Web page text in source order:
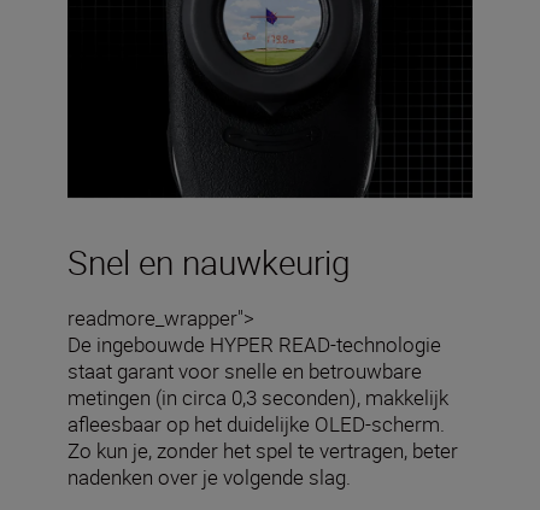
Snel en nauwkeurig
readmore_wrapper">
De ingebouwde HYPER READ-technologie
staat garant voor snelle en betrouwbare
metingen (in circa 0,3 seconden), makkelijk
afleesbaar op het duidelijke OLED-scherm.
Zo kun je, zonder het spel te vertragen, beter
nadenken over je volgende slag.